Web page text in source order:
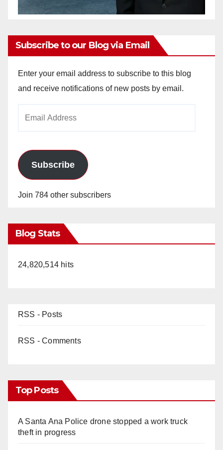
Subscribe to our Blog via Email
Enter your email address to subscribe to this blog
and receive notifications of new posts by email.
Subscribe
Join 784 other subscribers
Blog Stats
24,820,514 hits
RSS - Posts
RSS - Comments
Top Posts
A Santa Ana Police drone stopped a work truck
theft in progress